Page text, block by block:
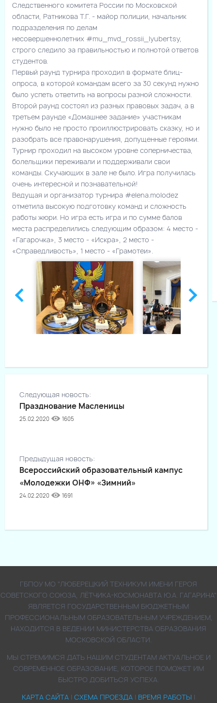
Следственного комитета России по Московской
области, Ратникова Т.Г. - майор полиции, начальник
подразделения по делам
несовершеннолетних #mu_mvd_rossii_lyubertsy,
строго следило за правильностью и полнотой ответов
студентов.
Первый раунд турнира проходил в формате блиц-
опроса, в которой командам всего за 30 секунд нужно
было успеть ответить на вопросы разной сложности.
Второй раунд состоял из разных правовых задач, а в
третьем раунде «Домашнее задание» участникам
нужно было не просто проиллюстрировать сказку, но и
разобрать все правонарушения, допущенные героями.
Турнир проходил на высоком уровне соперничества,
болельщики переживали и поддерживали свои
команды. Скучающих в зале не было. Игра получилась
очень интересной и познавательной!
Ведущая и организатор турнира #elena.molodez
отметила высокую подготовку команд и сложность
работы жюри. Но игра есть игра и по сумме балов
места распределились следующим образом: 4 место -
«Гагарочка», 3 место - «Искра», 2 место -
«Справедливость», 1 место - «Грамотеи».
Следующая новость:
Празднование Масленицы
25.02.2020 1605
Предыдущая новость:
Всероссийский образовательный кампус
«Молодежки ОНФ» «Зимний»
24.02.2020 1691
ГБПОУ МО "ЛЮБЕРЕЦКИЙ ТЕХНИКУМ ИМЕНИ ГЕРОЯ
СОВЕТСКОГО СОЮЗА, ЛЁТЧИКА-КОСМОНАВТА Ю.А. ГАГАРИНА"
ЯВЛЯЕТСЯ ГОСУДАРСТВЕННЫМ БЮДЖЕТНЫМ
ПРОФЕССИОНАЛЬНЫМ ОБРАЗОВАТЕЛЬНЫМ УЧРЕЖДЕНИЕМ,
НАХОДИТСЯ В ВЕДЕНИИ МИНИСТЕРСТВА ОБРАЗОВАНИЯ
МОСКОВСКОЙ ОБЛАСТИ.
МЫ СТРЕМИМСЯ ДАТЬ НАШИМ СТУДЕНТАМ АКТУАЛЬНОЕ И
СОВРЕМЕННОЕ ОБРАЗОВАНИЕ, КОТОРОЕ ПОМОЖЕТ ИМ
БЫСТРО ДОБИТЬСЯ УСПЕХА.
КАРТА САЙТА | СХЕМА ПРОЕЗДА | ВРЕМЯ РАБОТЫ |